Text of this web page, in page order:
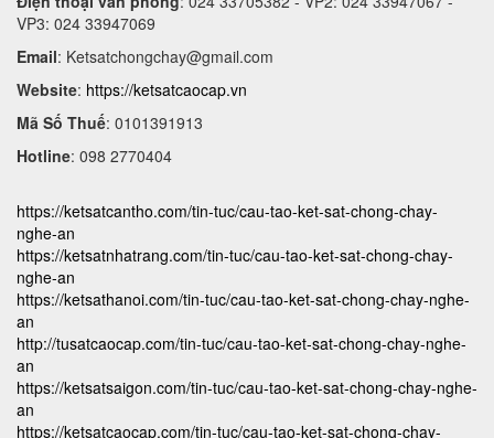
VP3: 024 33947069
Email: Ketsatchongchay@gmail.com
Website: https://ketsatcaocap.vn
Mã Số Thuế: 0101391913
Hotline: 098 2770404
https://ketsatcantho.com/tin-tuc/cau-tao-ket-sat-chong-chay-
nghe-an
https://ketsatnhatrang.com/tin-tuc/cau-tao-ket-sat-chong-chay-
nghe-an
https://ketsathanoi.com/tin-tuc/cau-tao-ket-sat-chong-chay-nghe-
an
http://tusatcaocap.com/tin-tuc/cau-tao-ket-sat-chong-chay-nghe-
an
https://ketsatsaigon.com/tin-tuc/cau-tao-ket-sat-chong-chay-nghe-
an
https://ketsatcaocap.com/tin-tuc/cau-tao-ket-sat-chong-chay-